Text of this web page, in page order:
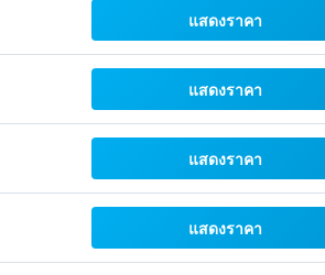
แสดงราคา
แสดงราคา
แสดงราคา
แสดงราคา